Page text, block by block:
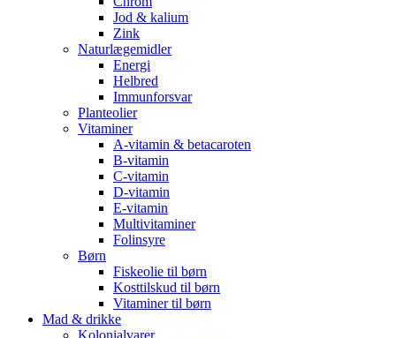
Jod & kalium
Zink
Naturlægemidler
Energi
Helbred
Immunforsvar
Planteolier
Vitaminer
A-vitamin & betacaroten
B-vitamin
C-vitamin
D-vitamin
E-vitamin
Multivitaminer
Folinsyre
Børn
Fiskeolie til børn
Kosttilskud til børn
Vitaminer til børn
Mad & drikke